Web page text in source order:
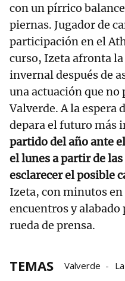
con un pírrico
piernas. Jugador de
participación en el
curso, Izeta afronta
invernal después de
una actuación que no
Valverde. A la espera
depara el futuro más
partido del año ante
el lunes a partir de
esclarecer el posible
Izeta, con minutos
encuentros y alabado
rueda de prensa.
TEMAS Valverde